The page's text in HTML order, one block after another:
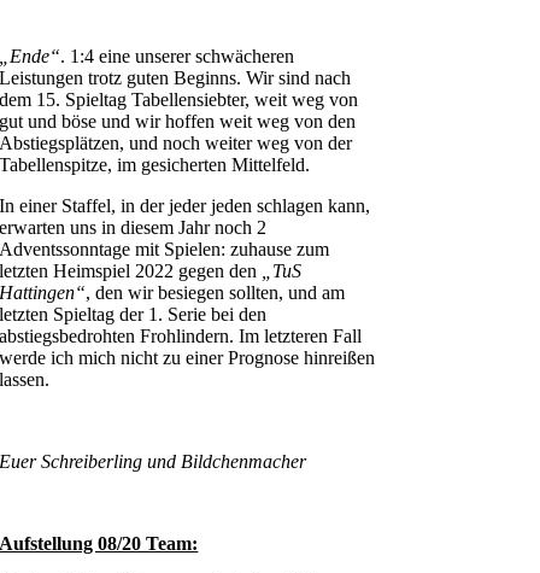
„Ende“. 1:4 eine unserer schwächeren
Leistungen trotz guten Beginns. Wir sind nach
dem 15. Spieltag Tabellensiebter, weit weg von
gut und böse und wir hoffen weit weg von den
Abstiegsplätzen, und noch weiter weg von der
Tabellenspitze, im gesicherten Mittelfeld.
In einer Staffel, in der jeder jeden schlagen kann,
erwarten uns in diesem Jahr noch 2
Adventssonntage mit Spielen: zuhause zum
letzten Heimspiel 2022 gegen den
„TuS
Hattingen“, den wir besiegen sollten, und am
letzten Spieltag der 1. Serie bei den
abstiegsbedrohten Frohlindern. Im letzteren Fall
werde ich mich nicht zu einer Prognose hinreißen
lassen.
Euer Schreiberling und Bildchenmacher
Aufstellung 08/20 Team: